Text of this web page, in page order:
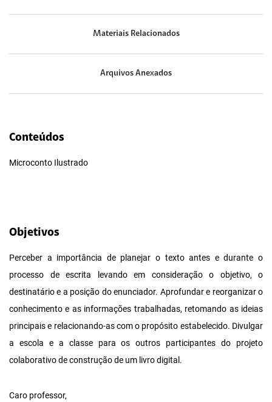
Materiais Relacionados
Arquivos Anexados
Conteúdos
Microconto Ilustrado
Objetivos
Perceber a importância de planejar o texto antes e durante o
processo de escrita levando em consideração o objetivo, o
destinatário e a posição do enunciador. Aprofundar e reorganizar o
conhecimento e as informações trabalhadas, retomando as ideias
principais e relacionando-as com o propósito estabelecido. Divulgar
a escola e a classe para os outros participantes do projeto
colaborativo de construção de um livro digital.
Caro professor,